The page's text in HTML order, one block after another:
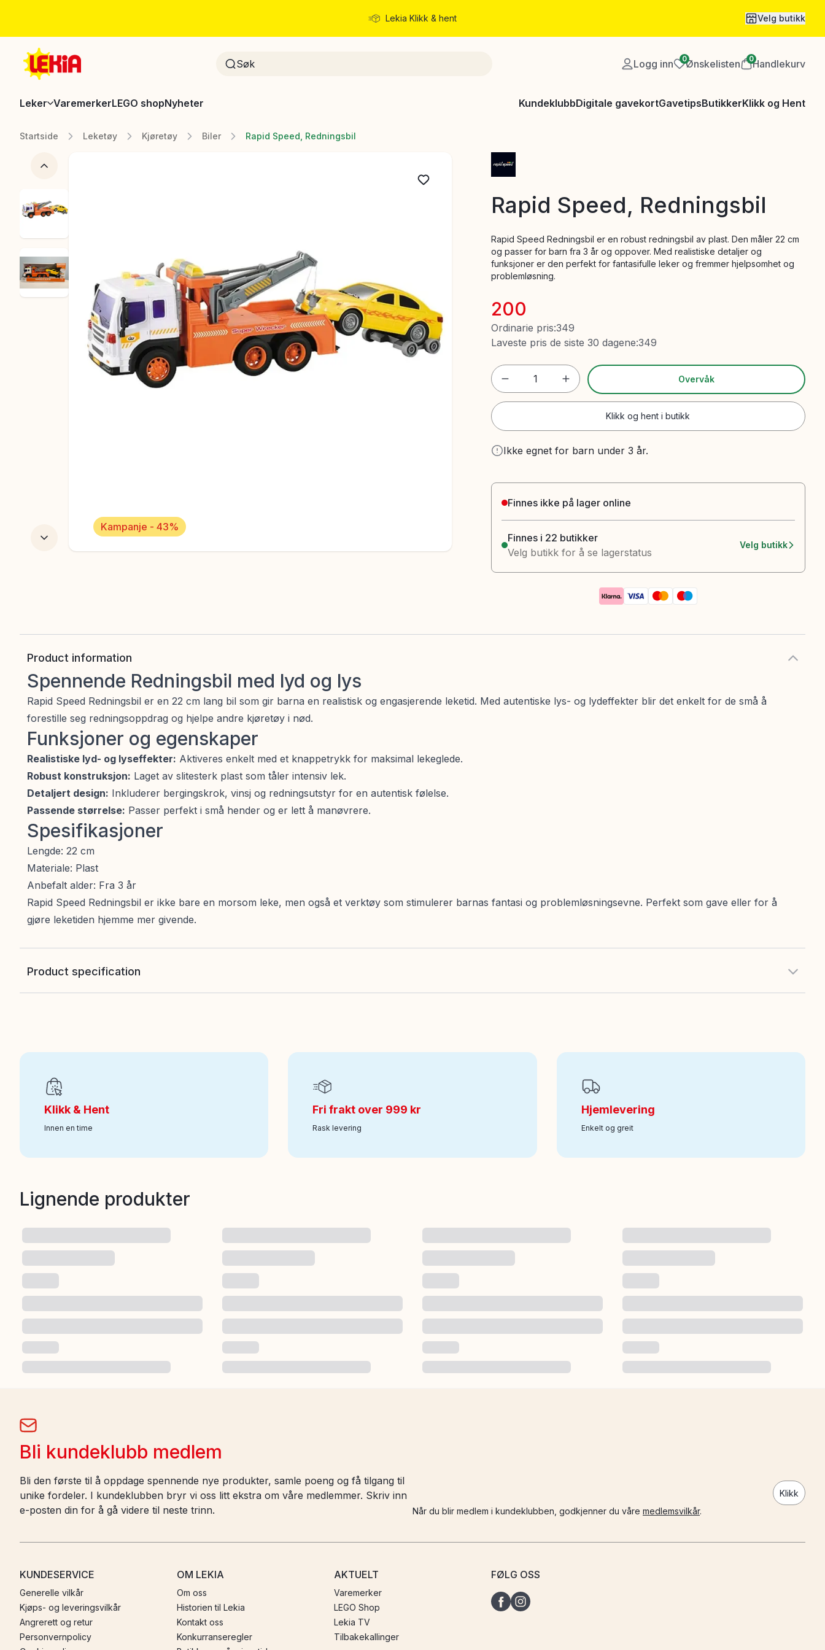
Lekia Klikk & hent Velg butikk
Logg inn 0Ønskelisten 0Handlekurv
Leker VaremerkerLEGO shopNyheter KundeklubbDigitale gavekortGavetipsButikkerKlikk og Hent
Startside Leketøy Kjøretøy Biler Rapid Speed, Redningsbil
Kampanje - 43%
Rapid Speed, Redningsbil
Rapid Speed Redningsbil er en robust redningsbil av plast. Den måler 22 cm
og passer for barn fra 3 år og oppover. Med realistiske detaljer og
funksjoner er den perfekt for fantasifulle leker og fremmer hjelpsomhet og
problemløsning.
200
Ordinarie pris:349
Laveste pris de siste 30 dagene:349
1 Overvåk
Klikk og hent i butikk
Ikke egnet for barn under 3 år.
Finnes ikke på lager online
Finnes i 22 butikker
Velg butikk for å se lagerstatus
Velg butikk
Product information
Spennende Redningsbil med lyd og lys
Rapid Speed Redningsbil er en 22 cm lang bil som gir barna en realistisk og engasjerende leketid. Med autentiske lys- og lydeffekter blir det enkelt for de små å
forestille seg redningsoppdrag og hjelpe andre kjøretøy i nød.
Funksjoner og egenskaper
Realistiske lyd- og lyseffekter: Aktiveres enkelt med et knappetrykk for maksimal lekeglede.
Robust konstruksjon: Laget av slitesterk plast som tåler intensiv lek.
Detaljert design: Inkluderer bergingskrok, vinsj og redningsutstyr for en autentisk følelse.
Passende størrelse: Passer perfekt i små hender og er lett å manøvrere.
Spesifikasjoner
Lengde: 22 cm
Materiale: Plast
Anbefalt alder: Fra 3 år
Rapid Speed Redningsbil er ikke bare en morsom leke, men også et verktøy som stimulerer barnas fantasi og problemløsningsevne. Perfekt som gave eller for å
gjøre leketiden hjemme mer givende.
Product specification
Art nr:100-241010354
Klikk & Hent
Innen en time
Fri frakt over 999 kr
Rask levering
Hjemlevering
Enkelt og greit
Lignende produkter
Bli kundeklubb medlem
Bli den første til å oppdage spennende nye produkter, samle poeng og få tilgang til
unike fordeler. I kundeklubben bryr vi oss litt ekstra om våre medlemmer. Skriv inn
e-posten din for å gå videre til neste trinn.
Klikk
Når du blir medlem i kundeklubben, godkjenner du våre medlemsvilkår.
KUNDESERVICE
Generelle vilkår
Kjøps- og leveringsvilkår
Angrerett og retur
Personvernpolicy
OM LEKIA
Om oss
Historien til Lekia
Kontakt oss
Konkurranseregler
AKTUELT
Varemerker
LEGO Shop
Lekia TV
Tilbakekallinger
FØLG OSS